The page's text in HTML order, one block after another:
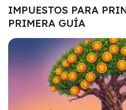
IMPUESTOS PARA
PRIMERA GUÍA